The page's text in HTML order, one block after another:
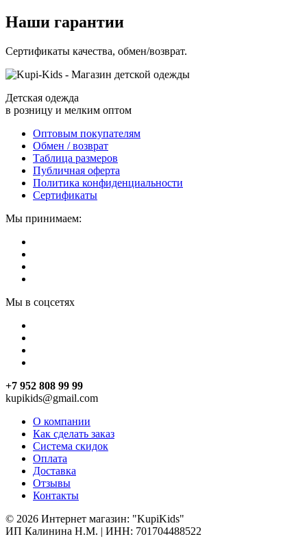
Наши гарантии
Сертификаты качества, обмен/возврат.
Детская одежда
в розницу и мелким оптом
Оптовым покупателям
Обмен / возврат
Таблица размеров
Публичная оферта
Политика конфиденциальности
Сертификаты
Мы принимаем:
Мы в соцсетях
+7 952 808 99 99
kupikids@gmail.com
О компании
Как сделать заказ
Система скидок
Оплата
Доставка
Отзывы
Контакты
© 2026 Интернет магазин: "KupiKids"
ИП Калинина Н.М. | ИНН: 701704488522